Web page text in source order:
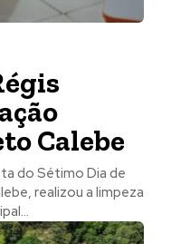
Calebe
do Sétimo Dia de
realizou a limpeza